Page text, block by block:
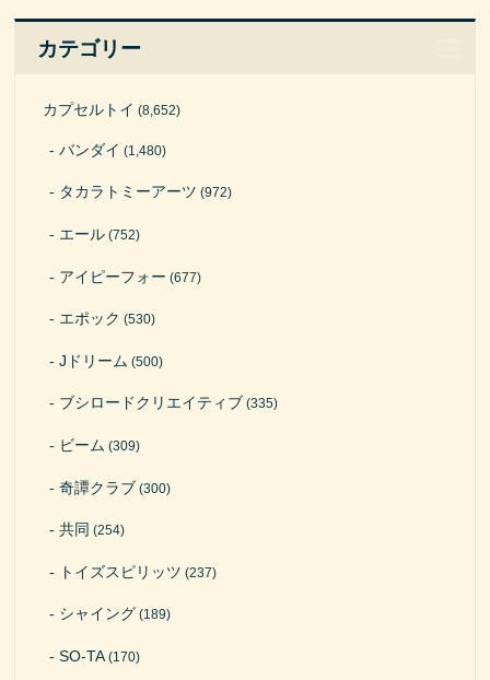
カテゴリー
カプセルトイ (8,652)
バンダイ (1,480)
タカラトミーアーツ (972)
エール (752)
アイピーフォー (677)
エポック (530)
Jドリーム (500)
ブシロードクリエイティブ (335)
ビーム (309)
奇譚クラブ (300)
共同 (254)
トイズスピリッツ (237)
シャイング (189)
SO-TA(170)